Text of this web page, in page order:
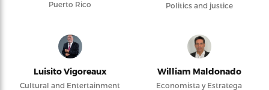
Puerto Rico
Politics and justice
Luisito Vigoreaux
Cultural and Entertainment
William Maldonado
Economista y Estratega